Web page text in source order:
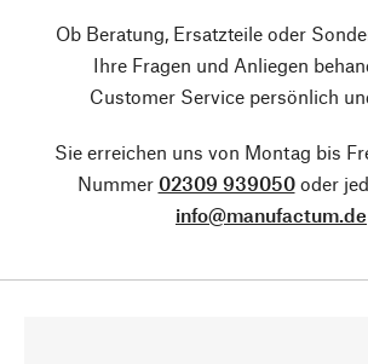
Ob Beratung, Ersatzteile oder
Ihre Fragen und Anliegen
Customer Service persönlich
Sie erreichen uns von Montag bis
Nummer 02309 939050oder
info@manufactum.de